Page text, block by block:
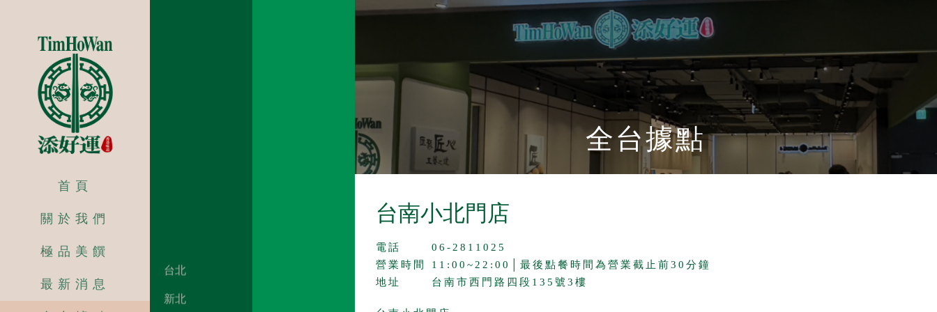
首頁
關於我們
極品美饌
最新消息
台北
新北
全台據點
台南小北門店
電話
06-2811025
營業時間
11:00~22:00│最後點餐時間為營業截止前30分鐘
地址
台南市西門路四段135號3樓